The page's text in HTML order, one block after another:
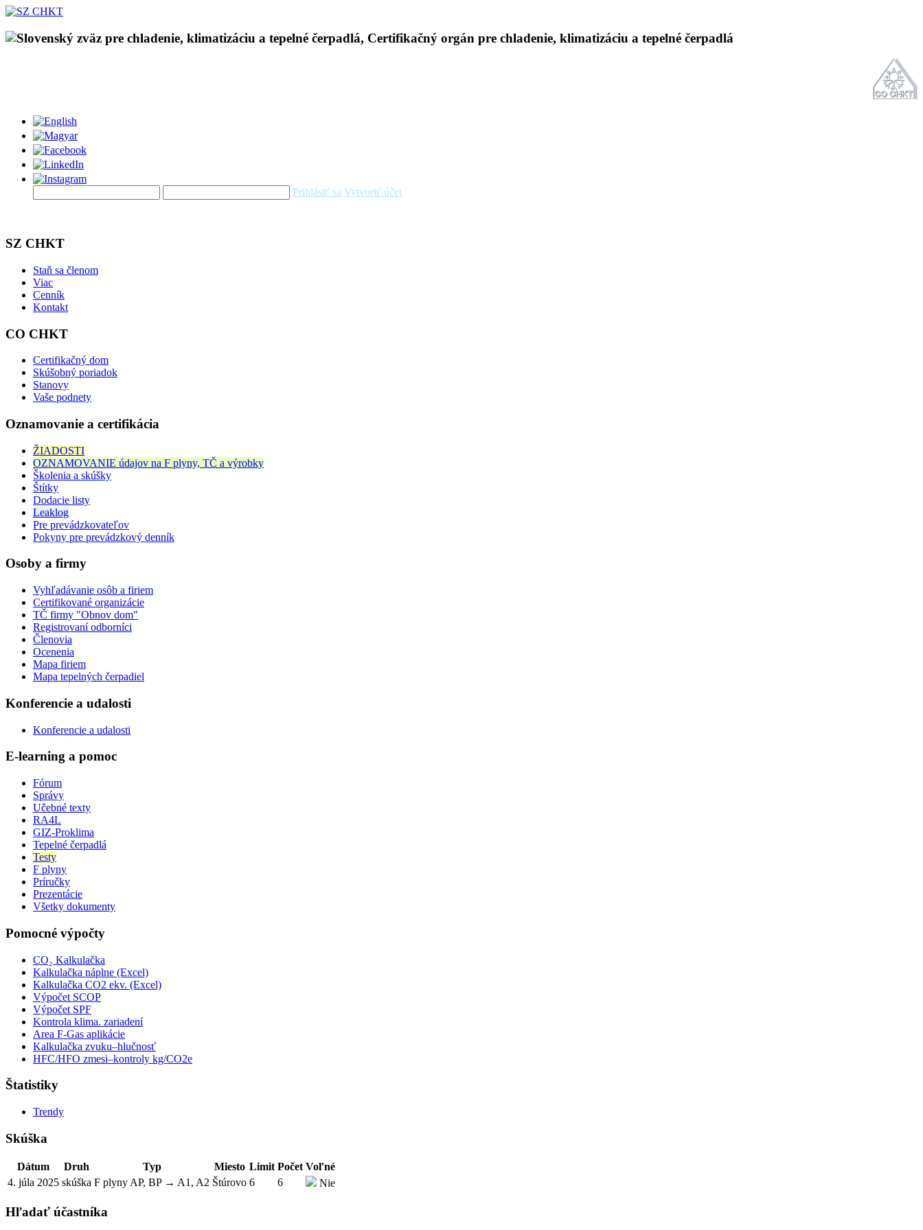
Prihlásiť sa Vytvoriť účet
SZ CHKT
Staň sa členom
Viac
Cenník
Kontakt
CO CHKT
Certifikačný dom
Skúšobný poriadok
Stanovy
Vaše podnety
Oznamovanie a certifikácia
ŽIADOSTI
OZNAMOVANIE údajov na F plyny, TČ a výrobky
Školenia a skúšky
Štítky
Dodacie listy
Leaklog
Pre prevádzkovateľov
Pokyny pre prevádzkový denník
Osoby a firmy
Vyhľadávanie osôb a firiem
Certifikované organizácie
TČ firmy "Obnov dom"
Registrovaní odborníci
Členovia
Ocenenia
Mapa firiem
Mapa tepelných čerpadiel
Konferencie a udalosti
Konferencie a udalosti
E-learning a pomoc
Fórum
Správy
Učebné texty
RA4L
GIZ-Proklima
Tepelné čerpadlá
Testy
F plyny
Príručky
Prezentácie
Všetky dokumenty
Pomocné výpočty
CO₂ Kalkulačka
Kalkulačka náplne (Excel)
Kalkulačka CO2 ekv. (Excel)
Výpočet SCOP
Výpočet SPF
Kontrola klima. zariadení
Area F-Gas aplikácie
Kalkulačka zvuku–hlučnosť
HFC/HFO zmesi–kontroly kg/CO2e
Štatistiky
Trendy
Skúška
Dátum Druh Typ Miesto Limit Počet Voľné
4. júla 2025 skúška F plyny AP, BP → A1, A2 Štúrovo 6 6 Nie
Hľadať účastníka